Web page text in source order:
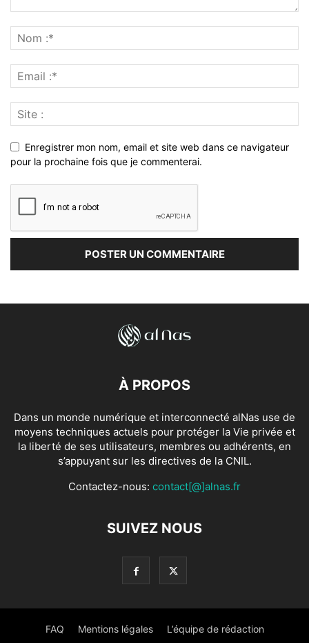
Enregistrer mon nom, email et site web dans ce navigateur
pour la prochaine fois que je commenterai.
À PROPOS
Dans un monde numérique et interconnecté alNas use de
moyens techniques actuels pour protéger la Vie privée et
la liberté de ses utilisateurs, membres ou adhérents, en
s’appuyant sur les directives de la CNIL.
Contactez-nous: contact[@]alnas.fr
SUIVEZ NOUS
FAQ Mentions légales L’équipe de rédaction